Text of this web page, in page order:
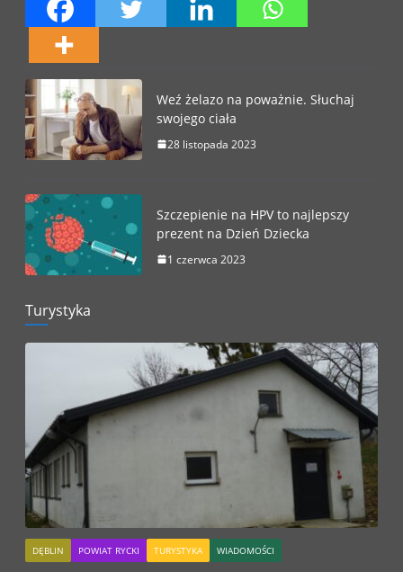
Weź żelazo na poważnie. Słuchaj
swojego ciała
28 listopada 2023
Szczepienie na HPV to najlepszy
prezent na Dzień Dziecka
1 czerwca 2023
Turystyka
DĘBLIN POWIAT RYCKI TURYSTYKA WIADOMOŚCI